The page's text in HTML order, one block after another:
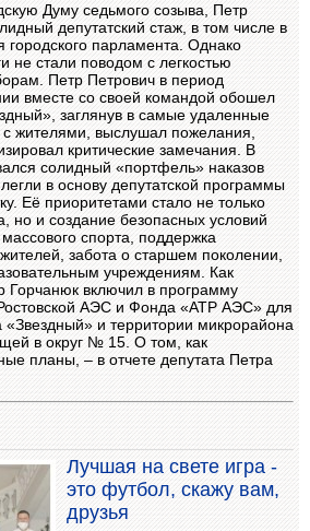
Думу седьмого созыва, Петр
депутатский стаж, в том числе в
городского парламента. Однако
не стали поводом с легкостью
Петр Петрович в период
вместе со своей командой обошел
заглянув в самые удаленные
с жителями, выслушал пожелания,
критические замечания. В
солидный «портфель» наказов
в основу депутатской программы
Её приоритетами стало не только
но и создание безопасных условий
спорта, поддержка
забота о старшем поколении,
учреждениям. Как
Горчанюк включил в программу
АЭС и Фонда «АТР АЭС» для
«Звездный» и территории микрорайона
в округ № 15. О том, как
планы, – в отчете депутата Петра
Лучшая на свете игра -
это футбол, скажу вам,
друзья